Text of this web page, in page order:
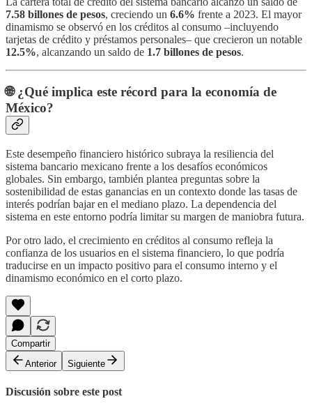
7.58 billones de pesos, creciendo un 6.6% frente a 2023. El mayor
dinamismo se observó en los créditos al consumo –incluyendo
tarjetas de crédito y préstamos personales– que crecieron un notable
12.5%, alcanzando un saldo de 1.7 billones de pesos.
🌐¿Qué implica este récord para la economía de
México?
Este desempeño financiero histórico subraya la resiliencia del
sistema bancario mexicano frente a los desafíos económicos
globales. Sin embargo, también plantea preguntas sobre la
sostenibilidad de estas ganancias en un contexto donde las tasas de
interés podrían bajar en el mediano plazo. La dependencia del
sistema en este entorno podría limitar su margen de maniobra futura.
Por otro lado, el crecimiento en créditos al consumo refleja la
confianza de los usuarios en el sistema financiero, lo que podría
traducirse en un impacto positivo para el consumo interno y el
dinamismo económico en el corto plazo.
Compartir
Anterior
Siguiente
Discusión sobre este post